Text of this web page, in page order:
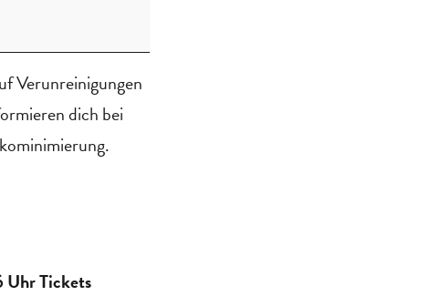
Verunreinigungen
dich bei
Uhr Tickets